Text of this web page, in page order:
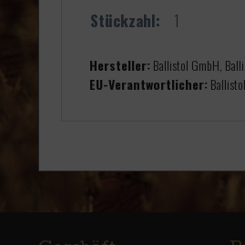
Stückzahl:
1
Hersteller: Ballistol GmbH,
EU-Verantwortlicher: